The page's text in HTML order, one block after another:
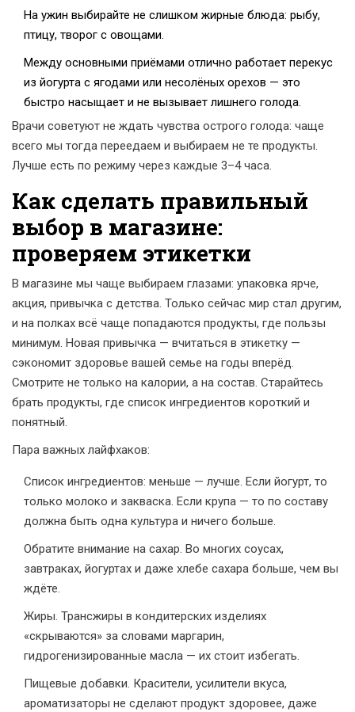
На ужин выбирайте не слишком жирные блюда: рыбу,
птицу, творог с овощами.
Между основными приёмами отлично работает перекус
из йогурта с ягодами или несолёных орехов — это
быстро насыщает и не вызывает лишнего голода.
Врачи советуют не ждать чувства острого голода: чаще
всего мы тогда переедаем и выбираем не те продукты.
Лучше есть по режиму через каждые 3–4 часа.
Как сделать правильный
выбор в магазине:
проверяем этикетки
В магазине мы чаще выбираем глазами: упаковка ярче,
акция, привычка с детства. Только сейчас мир стал другим,
и на полках всё чаще попадаются продукты, где пользы
минимум. Новая привычка — вчитаться в этикетку —
сэкономит здоровье вашей семье на годы вперёд.
Смотрите не только на калории, а на состав. Старайтесь
брать продукты, где список ингредиентов короткий и
понятный.
Пара важных лайфхаков:
Список ингредиентов: меньше — лучше. Если йогурт, то
только молоко и закваска. Если крупа — то по составу
должна быть одна культура и ничего больше.
Обратите внимание на сахар. Во многих соусах,
завтраках, йогуртах и даже хлебе сахара больше, чем вы
ждёте.
Жиры. Трансжиры в кондитерских изделиях
«скрываются» за словами маргарин,
гидрогенизированные масла — их стоит избегать.
Пищевые добавки. Красители, усилители вкуса,
ароматизаторы не сделают продукт здоровее, даже